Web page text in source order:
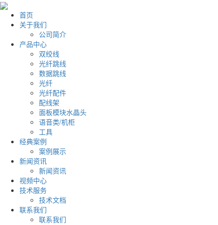
首页
关于我们
公司简介
产品中心
双绞线
光纤跳线
数据跳线
光纤
光纤配件
配线架
面板模块水晶头
语音类/机柜
工具
经典案例
案例展示
新闻资讯
新闻资讯
视频中心
技术服务
技术文档
联系我们
联系我们